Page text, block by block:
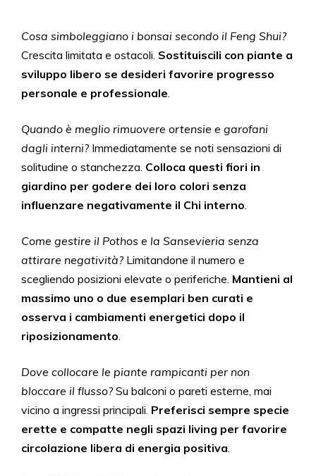
Cosa simboleggiano i bonsai secondo il Feng Shui?
Crescita limitata e ostacoli. Sostituiscili con piante a
sviluppo libero se desideri favorire progresso
personale e professionale.
Quando è meglio rimuovere ortensie e garofani
dagli interni?Immediatamente se noti sensazioni di
solitudine o stanchezza. Colloca questi fiori in
giardino per godere dei loro colori senza
influenzare negativamente il Chi interno.
Come gestire il Pothos e la Sansevieria senza
attirare negatività?Limitandone il numero e
scegliendo posizioni elevate o periferiche. Mantieni al
massimo uno o due esemplari ben curati e
osserva i cambiamenti energetici dopo il
riposizionamento.
Dove collocare le piante rampicanti per non
bloccare il flusso?Su balconi o pareti esterne, mai
vicino a ingressi principali. Preferisci sempre specie
erette e compatte negli spazi living per favorire
circolazione libera di energia positiva.